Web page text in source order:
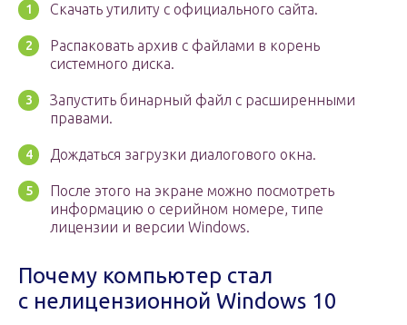
Скачать утилиту с официального сайта.
Распаковать архив с файлами в корень
системного диска.
Запустить бинарный файл с расширенными
правами.
Дождаться загрузки диалогового окна.
После этого на экране можно посмотреть
информацию о серийном номере, типе
лицензии и версии Windows.
Почему компьютер стал
с нелицензионной Windows 10